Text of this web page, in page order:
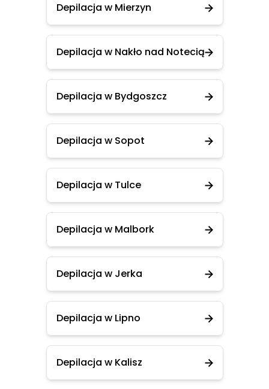
Depilacja w Mierzyn
Depilacja w Nakło nad Notecią
Depilacja w Bydgoszcz
Depilacja w Sopot
Depilacja w Tulce
Depilacja w Malbork
Depilacja w Jerka
Depilacja w Lipno
Depilacja w Kalisz